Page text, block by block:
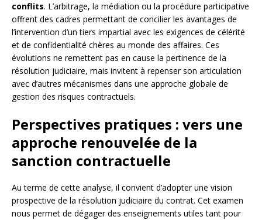
conflits. L’arbitrage, la médiation ou la procédure participative
offrent des cadres permettant de concilier les avantages de
l’intervention d’un tiers impartial avec les exigences de célérité
et de confidentialité chères au monde des affaires. Ces
évolutions ne remettent pas en cause la pertinence de la
résolution judiciaire, mais invitent à repenser son articulation
avec d’autres mécanismes dans une approche globale de
gestion des risques contractuels.
Perspectives pratiques : vers une
approche renouvelée de la
sanction contractuelle
Au terme de cette analyse, il convient d’adopter une vision
prospective de la résolution judiciaire du contrat. Cet examen
nous permet de dégager des enseignements utiles tant pour